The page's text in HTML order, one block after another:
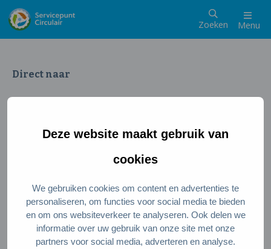
Deze website maakt gebruik van
cookies
We gebruiken cookies om content en advertenties te
personaliseren, om functies voor social media te bieden
en om ons websiteverkeer te analyseren. Ook delen we
informatie over uw gebruik van onze site met onze
partners voor social media, adverteren en analyse.
Zoeken Menu
Direct naar
Wat is een circulaire samenleving
Meedoen als ondernemer
Circulaire producten en diensten
Wie zijn wij?
Over ons
Stel je vraag